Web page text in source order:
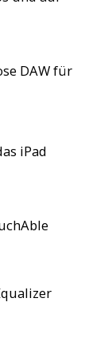
DAW für
iPad